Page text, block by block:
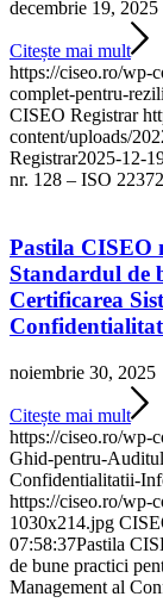
decembrie 19, 2025
Citește mai mult
https://ciseo.ro/wp-
complet-pentru-
CISEO Registrar
content/uploads/
Registrar2025-12-
nr. 128 – ISO
Pastila CISEO
Standardul de
Certificarea
noiembrie 30, 2025
Citește mai mult
https://ciseo.ro/wp-
Ghid-pentru-
Confidentialitatii-
https://ciseo.ro/wp-
1030x214.jpg
07:58:37Pastila
de bune practici
Management al